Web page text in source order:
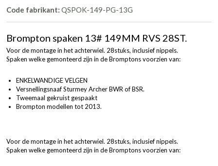
Code fabrikant: QSPOK-149-PG-13G
Brompton spaken 13# 149MM RVS 28ST.
Voor de montage in het achterwiel. 28stuks, inclusief nippels.
Spaken welke gemonteerd zijn in de Bromptons voorzien van:
ENKELWANDIGE VELGEN
Versnellingsnaaf Sturmey Archer BWR of BSR.
Tweemaal gekruist gespaakt
Brompton modellen tot 2013.
Voor de montage in het achterwiel. 28stuks, inclusief nippels.
Spaken welke gemonteerd zijn in de Bromptons voorzien van: